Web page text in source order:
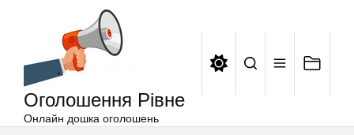
Оголошення Рівне
Онлайн дошка оголошень